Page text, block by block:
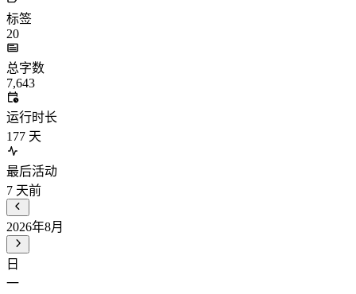
标签
20
总字数
7,643
运行时长
177 天
最后活动
7 天前
2026年8月
日
一